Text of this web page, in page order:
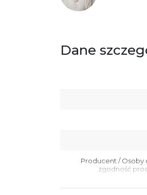
Dane
Producent / Osoby
zgodność